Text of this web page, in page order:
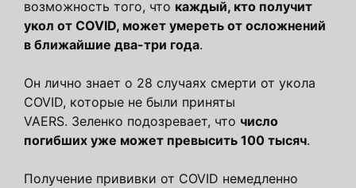
возможность того, что каждый, кто получит
укол от COVID, может умереть от осложнений
в ближайшие два-три года.
Он лично знает о 28 случаях смерти от укола
COVID, которые не были приняты
VAERS. Зеленко подозревает, что число
погибших уже может превысить 100 тысяч.
Получение прививки от COVID немедленно